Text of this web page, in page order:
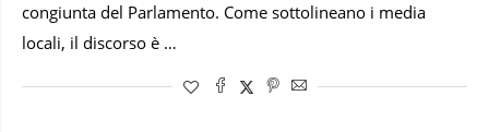
congiunta del Parlamento. Come sottolineano i media
locali, il discorso è …